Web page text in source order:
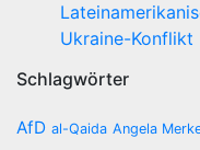
Ukraine-Konflikt
Schlagwörter
AfD al-Qaida Angela